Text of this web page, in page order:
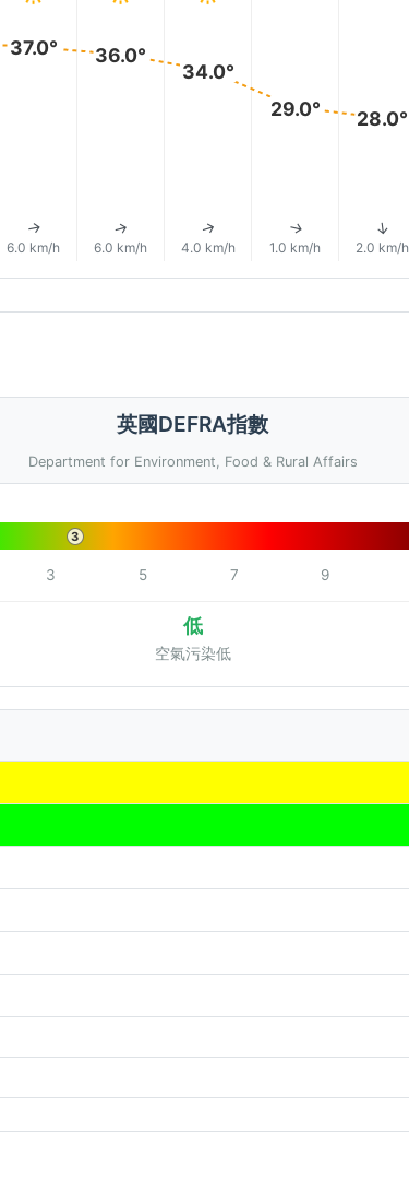
37.0°
↑
6.0 km/h
36.0°
↑
6.0 km/h
34.0°
↑
4.0 km/h
29.0°
↑
1.0 km/h
28.0°
↑
2.0 km/h
英國DEFRA指數
Department for Environment, Food & Rural Affairs
3
3 5 7 9
低
空氣污染低